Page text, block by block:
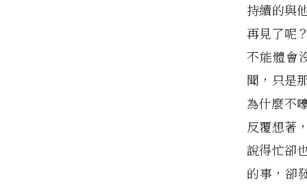
持續的與
再見了呢
不能體會
聞，只是
為什麼不
反覆想著
說得忙卻
的事，卻